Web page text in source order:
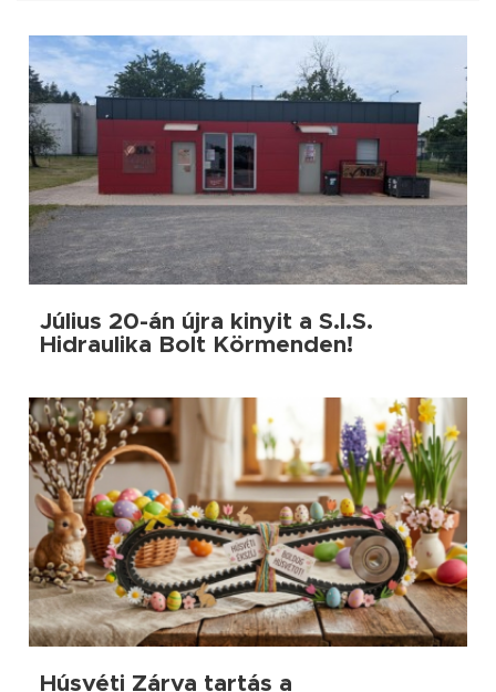
Július 20-án újra kinyit a S.I.S.
Hidraulika Bolt Körmenden!
Húsvéti Zárva tartás a